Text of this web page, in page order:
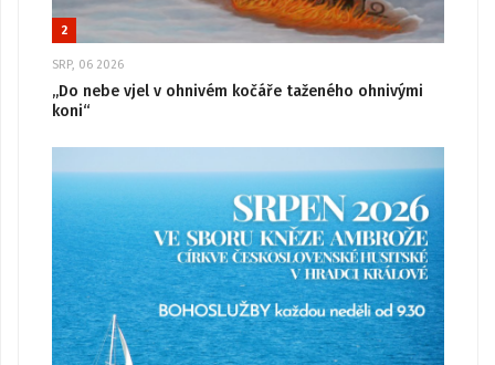
2
SRP, 06 2026
„Do nebe vjel v ohnivém kočáře taženého ohnivými
koni“